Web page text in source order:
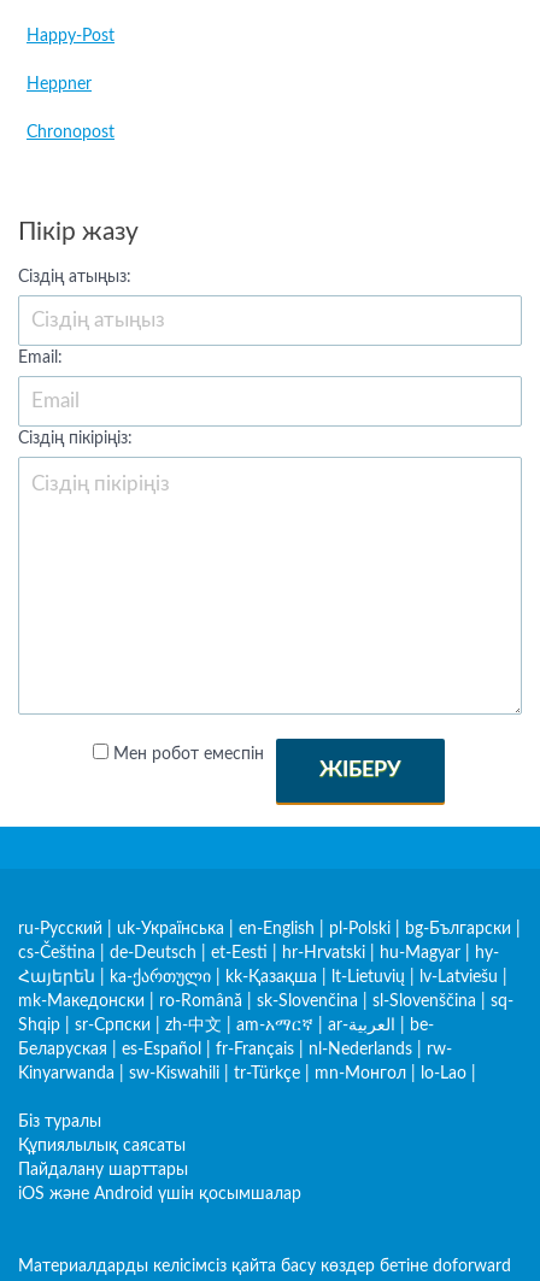
Happy-Post
Heppner
Chronopost
Пікір жазу
Сіздің атыңыз:
Email:
Сіздің пікіріңіз:
Мен робот емеспін
ЖІБЕРУ
ru-Русский uk-Українська en-English pl-Polski bg-Български
cs-Čeština
de-Deutsch et-Eesti hr-Hrvatski hu-Magyar
hy-
Հայերեն
ka-ქართული kk-Қазақша lt-Lietuvių lv-Latviešu
mk-Македонски
ro-Română sk-Slovenčina sl-Slovenščina
sq-
Shqip
sr-Српски zh-中文 am-አማርኛ ar-العربية
be-
Беларуская
es-Español fr-Français nl-Nederlands
rw-
Kinyarwanda
sw-Kiswahili tr-Türkçe mn-Монгол lo-Lao
Біз туралы
Құпиялылық саясаты
Пайдалану шарттары
iOS және Android үшін қосымшалар
Материалдарды келісімсіз қайта басу көздер бетіне doforward